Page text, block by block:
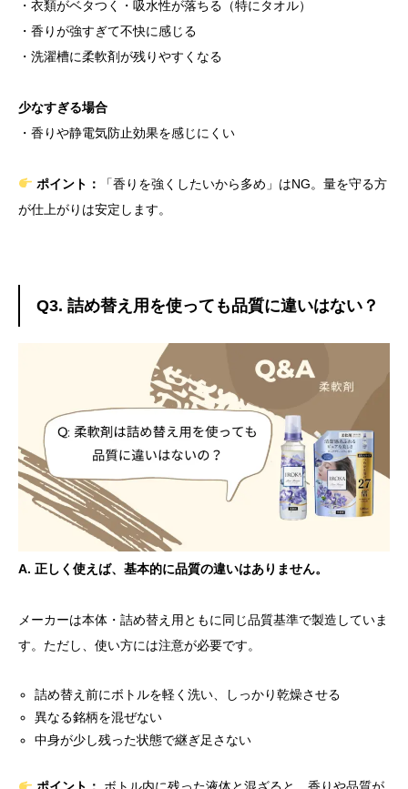
・衣類がベタつく・吸水性が落ちる（特にタオル）
・香りが強すぎて不快に感じる
・洗濯槽に柔軟剤が残りやすくなる
少なすぎる場合
・香りや静電気防止効果を感じにくい
ポイント：
「香りを強くしたいから多め」はNG。量を守る方
が仕上がりは安定します。
Q3. 詰め替え用を使っても品質に違いはない？
A. 正しく使えば、基本的に品質の違いはありません。
メーカーは本体・詰め替え用ともに同じ品質基準で製造していま
す。ただし、使い方には注意が必要です。
詰め替え前にボトルを軽く洗い、しっかり乾燥させる
異なる銘柄を混ぜない
中身が少し残った状態で継ぎ足さない